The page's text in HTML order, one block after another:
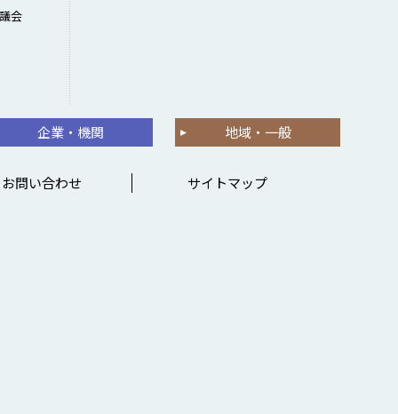
会
企業・機関 地域・一般
お問い合わせ サイトマップ